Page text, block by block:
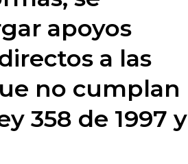
apoyos
a las
no cumplan
358 de 1997 y